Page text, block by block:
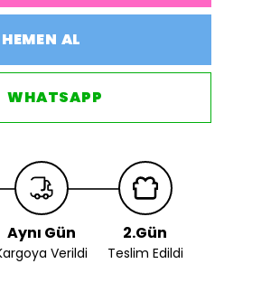
HEMEN AL
WHATSAPP
Aynı Gün
Verildi
2.Gün
Teslim Edildi